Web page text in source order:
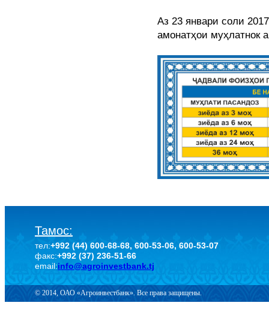
Аз 23 январи соли
амонатҳои муҳлатнок
Тамос:
тел:+992 (44) 600-68-68, 600-53-06, 600-53-07
факс:+992 (37) 236-51-66
email:info@agroinvestbank.tj
© 2014, ОАО «Агроинвестбанк». Все права защищены.